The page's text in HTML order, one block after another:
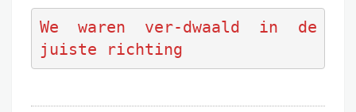
We waren ver-dwaald in de
juiste richting